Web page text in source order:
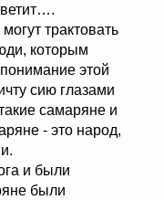
трактовать
которым
этой
сию глазами
самаряне и
- это народ,
и были
были